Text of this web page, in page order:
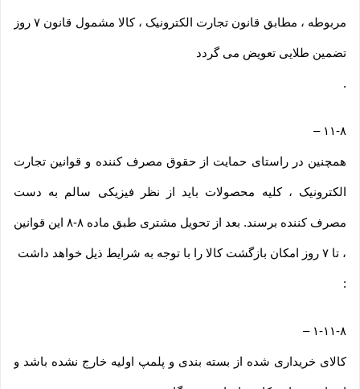
مربوطه ، مطابق قانون تجارت الکترونیک ، کالا مشمول قانون ۷ روز
تضمین طلایی تعویض می گردد
.
۱۱-۸ –
همچنین در راستای حمایت از حقوق مصرف کننده و قوانین تجارت
الکترونیک ، کلیه محصولات باید از نظر فیزیکی سالم به دست
مصرف کننده برسند. بعد از تحویل مشتری طبق ماده ۸-۸ این قوانین
، تا ۷ روز امکان بازگشت کالا را با توجه به شرایط ذیل خواهد داشت
:
۱-۱۱-۸ –
کالای خریداری شده از بسته بندی و پلمپ اولیه خارج نشده باشد و